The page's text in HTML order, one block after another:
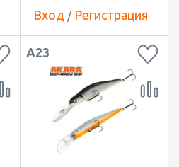
Вход / Регистрация
А23